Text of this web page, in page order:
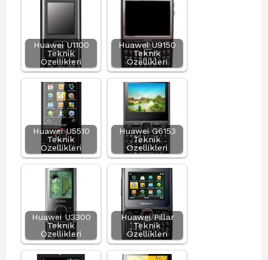
Huawei U1100
Teknik
Özellikleri
Huawei U9150
Teknik
Özellikleri
Huawei U5510
Teknik
Özellikleri
Huawei G6153
Teknik
Özellikleri
Huawei U3300
Teknik
Özellikleri
Huawei Pillar
Teknik
Özellikleri